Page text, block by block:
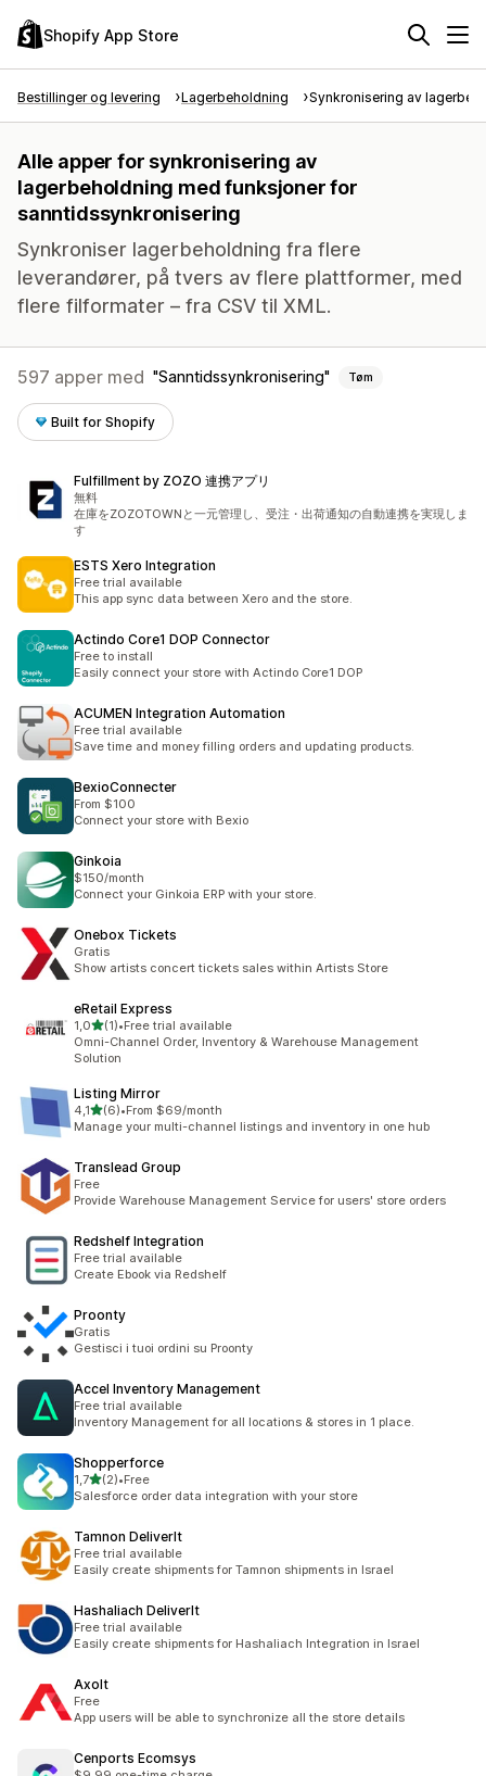
Shopify App Store
Bestillinger og levering Lagerbeholdning Synkronisering av
Alle apper for synkronisering av
lagerbeholdning med funksjoner for
sanntidssynkronisering
Synkroniser lagerbeholdning fra flere
leverandører, på tvers av flere plattformer, med
flere filformater – fra CSV til XML.
597 apper med Sanntidssynkronisering Tøm
Built for Shopify
Fulfillment by ZOZO 連携アプリ
無料
在庫をZOZOTOWNと一元管理し、受注・出荷通知の自動連携を実現しま
す
ESTS Xero Integration
Free trial available
This app sync data between Xero and the store.
Actindo Core1 DOP Connector
Free to install
Easily connect your store with Actindo Core1 DOP
ACUMEN Integration Automation
Free trial available
Save time and money filling orders and updating products.
BexioConnecter
From $100
Connect your store with Bexio
Ginkoia
$150/month
Connect your Ginkoia ERP with your store.
Onebox Tickets
Gratis
Show artists concert tickets sales within Artists Store
eRetail Express
1,0av 5 stjerner
(1)
Totalt 1 omtaler
•Free trial available
Omni-Channel Order, Inventory & Warehouse Management
Solution
Listing Mirror
4,1av 5 stjerner
(6)
Totalt 6 omtaler
•From $69/month
Manage your multi-channel listings and inventory in one hub
Translead Group
Free
Provide Warehouse Management Service for users' store orders
Redshelf Integration
Free trial available
Create Ebook via Redshelf
Proonty
Gratis
Gestisci i tuoi ordini su Proonty
Accel Inventory Management
Free trial available
Inventory Management for all locations & stores in 1 place.
Shopperforce
1,7av 5 stjerner
(2)
Totalt 2 omtaler
•Free
Salesforce order data integration with your store
Tamnon DeliverIt
Free trial available
Easily create shipments for Tamnon shipments in Israel
Hashaliach DeliverIt
Free trial available
Easily create shipments for Hashaliach Integration in Israel
Axolt
Free
App users will be able to synchronize all the store details
Cenports Ecomsys